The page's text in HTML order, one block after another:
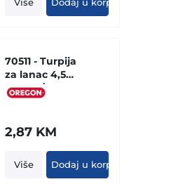
70511 - Turpija
za lanac 4,5
mm - 3/8,
MICROLITE,
2,87 KM
Više Dodaj u korpu